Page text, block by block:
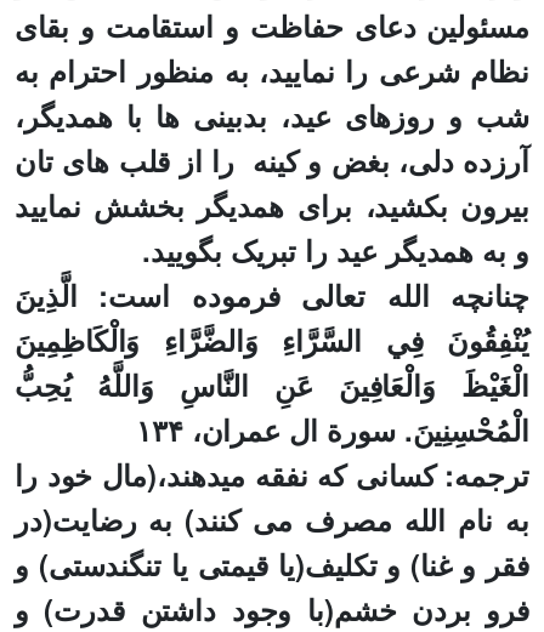
مسئولین دعای حفاظت و استقامت و بقای
نظام شرعی را نمایید، به منظور احترام به
شب و روزهای عید، بدبینی ها با همدیگر،
آرزده دلی، بغض و کینه را از قلب های تان
بیرون بکشید، برای همدیگر بخشش نمایید
و به همدیگر عید را تبریک بگویید.
چنانچه الله تعالی فرموده است: الَّذِينَ
يُنْفِقُونَ فِي السَّرَّاءِ وَالضَّرَّاءِ وَالْكَاظِمِينَ
الْغَيْظَ وَالْعَافِينَ عَنِ النَّاسِ وَاللَّهُ يُحِبُّ
الْمُحْسِنِينَ. سورة ال عمران، ۱۳۴
ترجمه: کسانی که نفقه میدهند،(مال خود را
به نام الله مصرف می کنند) به رضایت(در
فقر و غنا) و تکلیف(یا قیمتی یا تنگندستی) و
فرو بردن خشم(با وجود داشتن قدرت) و